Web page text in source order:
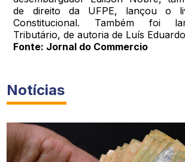
de direito da UFPE, lançou o
Constitucional. Também foi
Tributário, de autoria de Luís
Fonte: Jornal do Commercio
Notícias